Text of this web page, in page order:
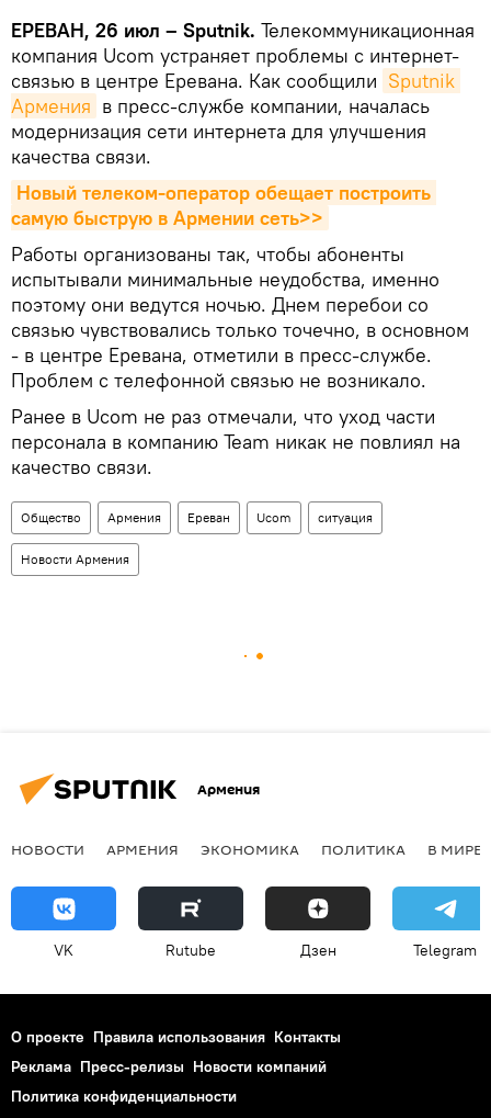
ЕРЕВАН, 26 июл – Sputnik. Телекоммуникационная
компания Ucom устраняет проблемы с интернет-
связью в центре Еревана. Как сообщили Sputnik
Армения в пресс-службе компании, началась
модернизация сети интернета для улучшения
качества связи.
Новый телеком-оператор обещает построить
самую быструю в Армении сеть>>
Работы организованы так, чтобы абоненты
испытывали минимальные неудобства, именно
поэтому они ведутся ночью. Днем перебои со
связью чувствовались только точечно, в основном
- в центре Еревана, отметили в пресс-службе.
Проблем с телефонной связью не возникало.
Ранее в Ucom не раз отмечали, что уход части
персонала в компанию Team никак не повлиял на
качество связи.
Общество Армения Ереван Ucom ситуация
Новости Армения
Армения
НОВОСТИ АРМЕНИЯ ЭКОНОМИКА ПОЛИТИКА В МИРЕ
VK Rutube Дзен Telegram
О проекте Правила использования Контакты
Реклама Пресс-релизы Новости компаний
Политика конфиденциальности